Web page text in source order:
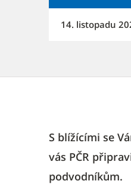
14. listopadu
S blížícími se
vás PČR
podvodníkům.